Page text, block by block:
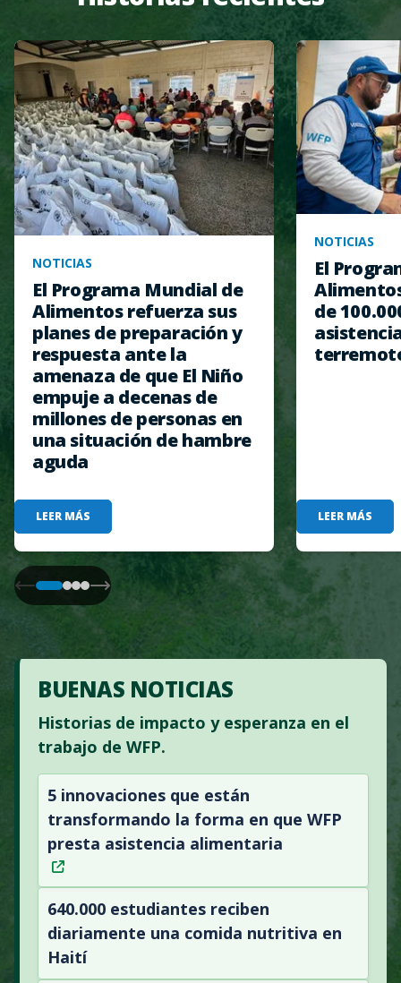
NOTICIAS
El Programa Mundial de
Alimentos refuerza sus
planes de preparación y
respuesta ante la
amenaza de que El Niño
empuje a decenas de
millones de personas en
una situación de hambre
aguda
LEER MÁS
NOTICIAS
El
de
LEER MÁS
BUENAS NOTICIAS
Historias de impacto y esperanza en el
trabajo de WFP.
5 innovaciones que están
transformando la forma en que WFP
presta asistencia alimentaria
640.000 estudiantes reciben
diariamente una comida nutritiva en
Haití